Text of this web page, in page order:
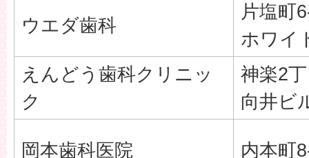
ウエダ歯科
片塩町
ホワイ
えんどう歯科クリニッ
ク
神楽2
向井ビ
岡本歯科医院 内本町